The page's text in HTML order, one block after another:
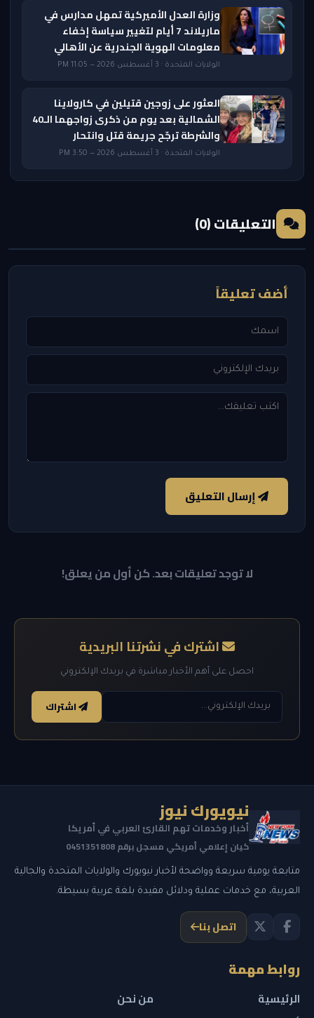
وزارة العدل الأميركية تمهل مدارس في
ماريلاند 7 أيام لتغيير سياسة إخفاء
معلومات الهوية الجندرية عن الأهالي
الولايات المتحدة · 3 أغسطس 2026 — 11:05 PM
العثور على زوجين قتيلين في كارولاينا
الشمالية بعد يوم من ذكرى زواجهما الـ40
والشرطة ترجّح جريمة قتل وانتحار
الولايات المتحدة · 3 أغسطس 2026 — 3:50 PM
التعليقات (0)
أضف تعليقاً
إرسال التعليق
لا توجد تعليقات بعد. كن أول من يعلق!
اشترك في نشرتنا البريدية
احصل على أهم الأخبار مباشرة في بريدك الإلكتروني
اشتراك
نيويورك نيوز
أخبار وخدمات تهم القارئ العربي في أمريكا
كيان إعلامي أمريكي مسجل برقم 0451351808
متابعة يومية سريعة وواضحة لأخبار نيويورك والولايات المتحدة والجالية
العربية، مع خدمات عملية ودلائل مفيدة بلغة عربية بسيطة.
اتصل بنا
روابط مهمة
الرئيسية
من نحن